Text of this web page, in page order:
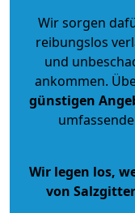
Wir sorgen
reibungslos
und
ankommen.
günstigen
Wir legen los,
von